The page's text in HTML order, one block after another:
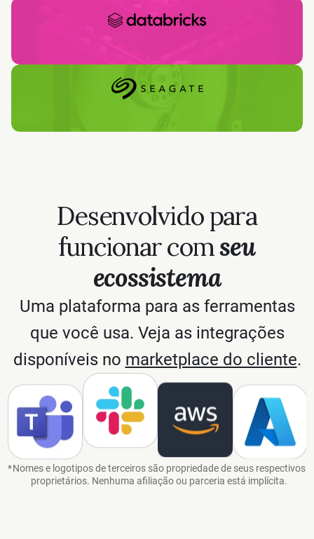
Desenvolvido para
funcionar comseu
ecossistema
Uma plataforma para as ferramentas
que você usa. Veja as integrações
disponíveis no marketplace do cliente.
Amazon Web Services
*Nomes e logotipos de terceiros são propriedade de seus respectivos
proprietários. Nenhuma afiliação ou parceria está implícita.